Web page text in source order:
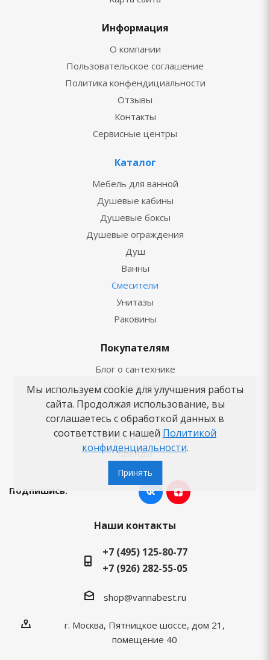
Информация
О компании
Пользовательское соглашение
Политика конфендициальности
Отзывы
Контакты
Сервисные центры
Каталог
Мебель для ванной
Душевые кабины
Душевые боксы
Душевые ограждения
Душ
Ванны
Смесители
Унитазы
Раковины
Покупателям
Блог о сантехнике
Советы по выбору
Как заказать
Новости
Вопросы-ответы
Бренды
Подпишись:
Наши контакты
+7 (495) 125-80-77
+7 (926) 282-55-05
shop@vannabest.ru
г. Москва, Пятницкое шоссе, дом 21,
помещение 40
Мы используем cookie для улучшения работы
сайта. Продолжая использование, вы
соглашаетесь с обработкой данных в
соответствии с нашей Политикой
конфиденциальности.
Принять